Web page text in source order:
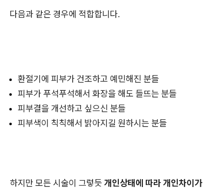
다음과 같은 경우에 적합합니다.
환절기에 피부가 건조하고 예민해진 분들
피부가 푸석푸석해서 화장을 해도 들뜨는 분들
피부결을 개선하고 싶으신 분들
피부색이 칙칙해서 밝아지길 원하시는 분들
하지만 모든 시술이 그렇듯 개인상태에 따라 개인차이가